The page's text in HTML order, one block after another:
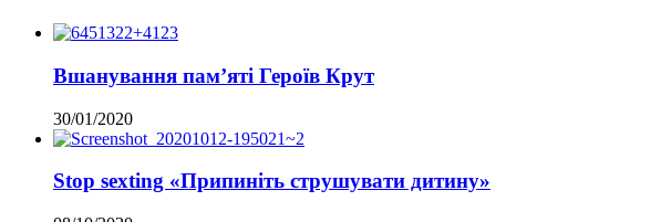
Вшанування пам’яті Героїв Крут
30/01/2020
Stop sexting «Припиніть струшувати дитину»